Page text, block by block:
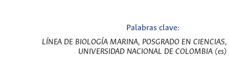
Palabras clave:
LÍNEA DE BIOLOGÍA MARINA, POSGRADO EN
UNIVERSIDAD NACIONAL DE COLOMBIA (es)